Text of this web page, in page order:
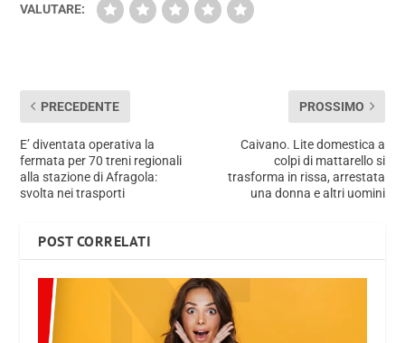
VALUTARE:
PRECEDENTE
E’ diventata operativa la
fermata per 70 treni regionali
alla stazione di Afragola:
svolta nei trasporti
PROSSIMO
Caivano. Lite domestica a
colpi di mattarello si
trasforma in rissa, arrestata
una donna e altri uomini
POST CORRELATI